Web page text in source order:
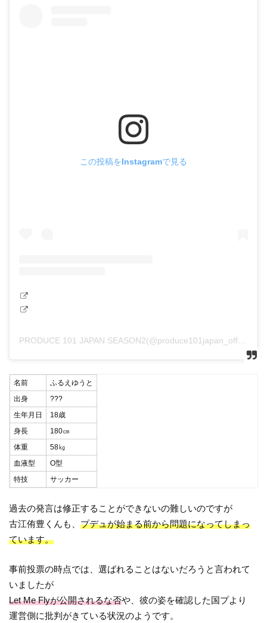
この投稿をInstagramで見る
名前
ふるえゆうと
出身
???
生年月日
18歳
身長
180㎝
体重
58㎏
血液型
O型
特技
サッカー
過去の発言は修正することができないの難しいのですが
古江侑豊くんも、プデュが始まる前から問題になってしまっ
ています。
事前投票の時点では、選ばれることはないだろうと言われて
いましたが
Let Me Flyが公開されるな否や、彼の姿を確認した国プより
運営側に批判がきている状況のようです。